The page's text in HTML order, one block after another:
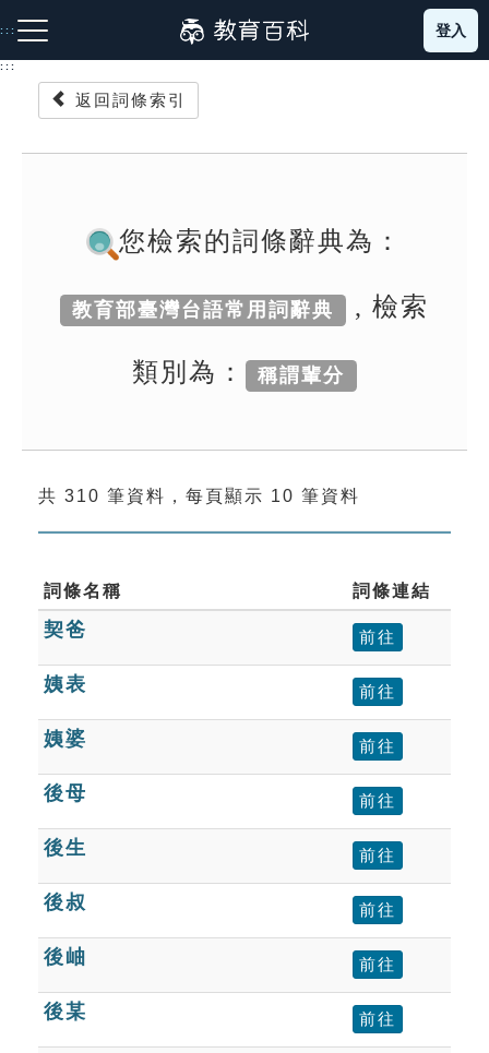
到
主
:::
成語故事
索引選單
單字索引
生命大百科索引
遊戲專區
教學應用
貓頭鷹博士
登入
:::
返回詞條索引
您檢索的詞條辭典為：
教育部臺灣台語常用詞辭典 , 檢索
類別為： 稱謂輩分
共 310 筆資料，每頁顯示 10 筆資料
詞條名稱 詞條連結
契爸 前往
姨表 前往
姨婆 前往
後母 前往
後生 前往
後叔 前往
後岫 前往
後某 前往